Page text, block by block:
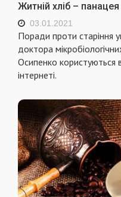
Житній хліб – панацея
03.01.2021
Поради проти старіння
доктора
Осипенко користуються
інтернеті.